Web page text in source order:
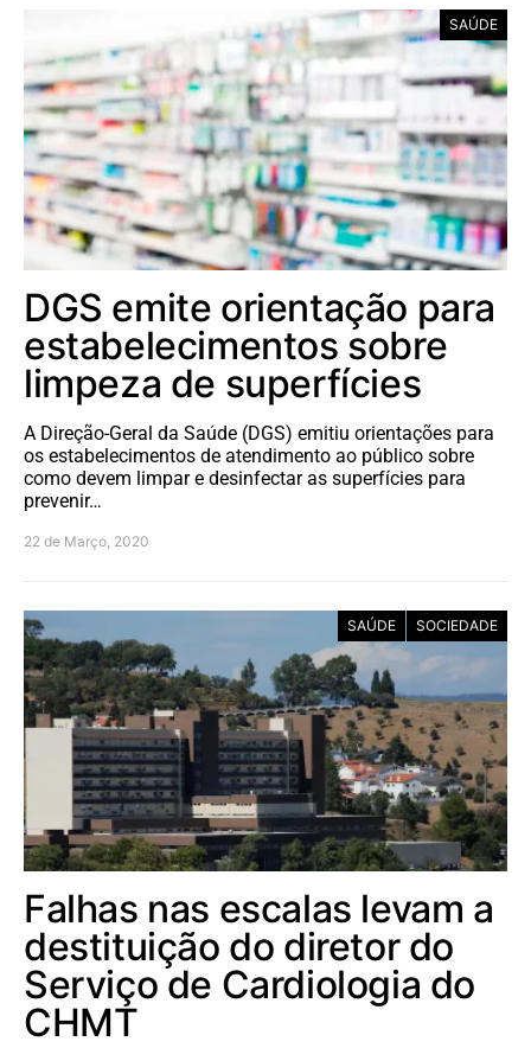
SAÚDE
DGS emite orientação para
estabelecimentos sobre
limpeza de superfícies
A Direção-Geral da Saúde (DGS) emitiu orientações para
os estabelecimentos de atendimento ao público sobre
como devem limpar e desinfectar as superfícies para
prevenir…
22 de Março, 2020
SAÚDE SOCIEDADE
Falhas nas escalas levam a
destituição do diretor do
Serviço de Cardiologia do
CHMT